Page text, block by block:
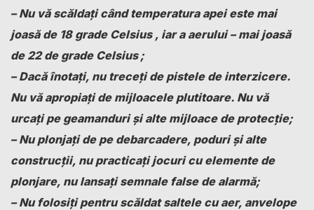
– Nu vă scăldaţi când temperatura apei este mai
joasă de 18 grade Celsius , iar a aerului – mai joasă
de 22 de grade Celsius ;
– Dacă înotați, nu treceţi de pistele de interzicere.
Nu vă apropiaţi de mijloacele plutitoare. Nu vă
urcaţi pe geamanduri şi alte mijloace de protecţie;
– Nu plonjaţi de pe debarcadere, poduri şi alte
construcţii, nu practicaţi jocuri cu elemente de
plonjare, nu lansaţi semnale false de alarmă;
– Nu folosiţi pentru scăldat saltele cu aer, anvelope